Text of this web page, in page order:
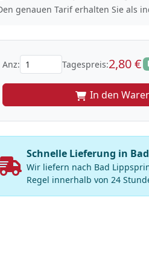
genauen Tarif erhalten Sie als
Anz: Tagespreis:2,80 €
In den
Schnelle Lieferung in
Wir liefern nach Bad
Regel innerhalb von 24